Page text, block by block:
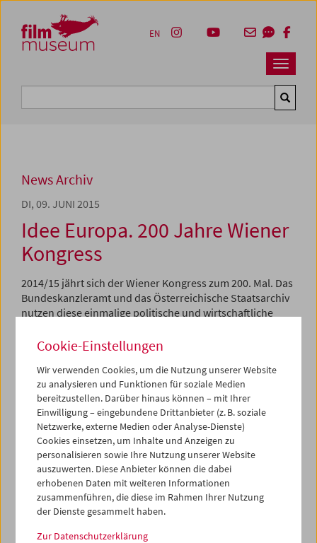
Zum Inhalt
Zum Hauptmenü
Zur Servicenavigation
Zum Suche
Navbar
EN
News Archiv
DI, 09. JUNI 2015
Idee Europa. 200 Jahre Wiener
Kongress
2014/15 jährt sich der Wiener Kongress zum 200. Mal. Das
Bundeskanzleramt und das Österreichische Staatsarchiv
nutzen diese einmalige politische und wirtschaftliche
mit aktuellen Bezügen.
Das Österreichische Filmmuseum hat für die Ausstellung
eine Videoinstallation kuratiert, in der ausgewählte
Szenen aus allen drei Fassungen des FilmsDer Kongress
tanzt(1931, Erik Charell) präsentiert werden. Die
unterschiedlichen Filmfassungen stehen fast symbolisch
für die internationale Wirkung des Wiener Kongresses
selbst.
Ballhausplatz 2 – bis 31. Oktober 2015
"Das gibt's nur dreimal: Der Kongress tanzt"
Cookie-Einstellungen
Wir verwenden Cookies, um die Nutzung unserer Website
zu analysieren und Funktionen für soziale Medien
bereitzustellen. Darüber hinaus können – mit Ihrer
Einwilligung – eingebundene Drittanbieter (z. B. soziale
Netzwerke, externe Medien oder Analyse-Dienste)
Cookies einsetzen, um Inhalte und Anzeigen zu
personalisieren sowie Ihre Nutzung unserer Website
auszuwerten. Diese Anbieter können die dabei
erhobenen Daten mit weiteren Informationen
zusammenführen, die diese im Rahmen Ihrer Nutzung
der Dienste gesammelt haben.
Zur Datenschutzerklärung